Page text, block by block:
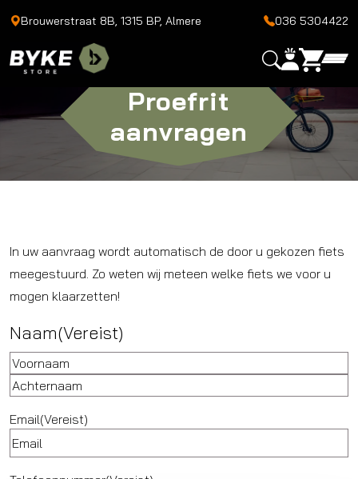
Brouwerstraat 8B, 1315 BP, Almere 036 5304422
Proefrit
aanvragen
In uw aanvraag wordt automatisch de door u gekozen fiets
meegestuurd. Zo weten wij meteen welke fiets we voor u
mogen klaarzetten!
Naam(Vereist)
Voornaam
Email(Vereist)